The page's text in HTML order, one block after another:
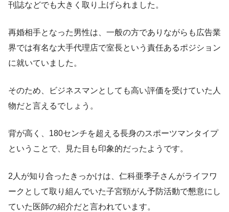
刊誌などでも大きく取り上げられました。
再婚相手となった男性は、一般の方でありながらも広告業
界では有名な大手代理店で室長という責任あるポジション
に就いていました。
そのため、ビジネスマンとしても高い評価を受けていた人
物だと言えるでしょう。
背が高く、180センチを超える長身のスポーツマンタイプ
ということで、見た目も印象的だったようです。
2人が知り合ったきっかけは、仁科亜季子さんがライフワ
ークとして取り組んでいた子宮頸がん予防活動で懇意にし
ていた医師の紹介だと言われています。